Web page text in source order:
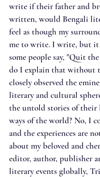
write if their father and
written, would Bengali
feel as though my
me to write. I write, but it
some people say, "Quit
do I explain that without
closely observed the
literary and cultural
the untold stories of their
ways of the world? No, I
and the experiences are
about my beloved and
editor, author, publisher
literary events globally,